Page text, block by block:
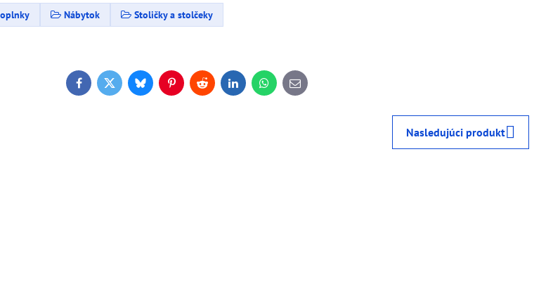
Nábytok
Stoličky a stolčeky
FacebookTwitterBlueskyPinterestRedditLinkedInWhatsApp
E-
mail
Nasledujúci produkt